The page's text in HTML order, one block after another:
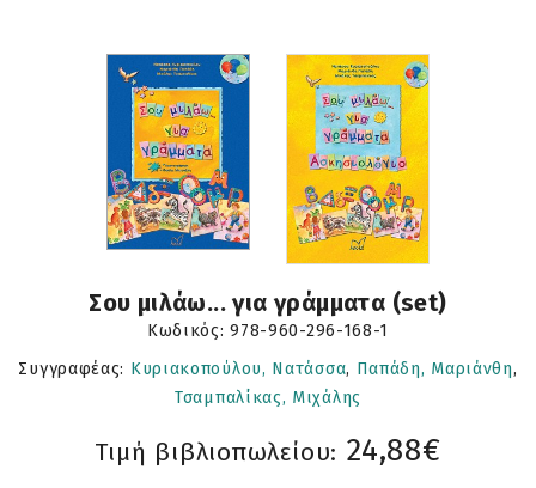
Σου μιλάω... για γράμματα (set)
Κωδικός:978-960-296-168-1
Συγγραφέας: Κυριακοπούλου, Νατάσσα, Παπάδη, Μαριάνθη,
Τσαμπαλίκας, Μιχάλης
Τιμή βιβλιοπωλείου: 24,88€